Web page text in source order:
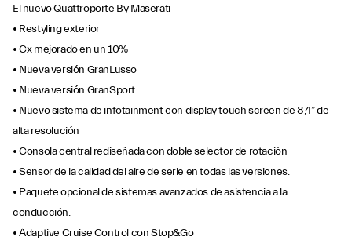
El nuevo Quattroporte By Maserati
• Restyling exterior
• Cx mejorado en un 10%
• Nueva versión GranLusso
• Nueva versión GranSport
• Nuevo sistema de infotainment con display touch screen de 8,4” de
alta resolución
• Consola central rediseñada con doble selector de rotación
• Sensor de la calidad del aire de serie en todas las versiones.
• Paquete opcional de sistemas avanzados de asistencia a la
conducción.
• Adaptive Cruise Control con Stop&Go